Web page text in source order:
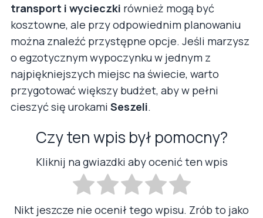
transport i wycieczki również mogą być
kosztowne, ale przy odpowiednim planowaniu
można znaleźć przystępne opcje. Jeśli marzysz
o egzotycznym wypoczynku w jednym z
najpiękniejszych miejsc na świecie, warto
przygotować większy budżet, aby w pełni
cieszyć się urokami Seszeli.
Czy ten wpis był pomocny?
Kliknij na gwiazdki aby ocenić ten wpis
Nikt jeszcze nie ocenił tego wpisu. Zrób to jako